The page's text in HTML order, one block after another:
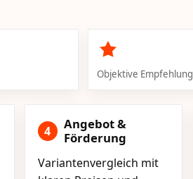
Objektive Empfehlung
4
Angebot &
Förderung
Variantenvergleich mit